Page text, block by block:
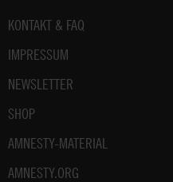
Fußbereich
KONTAKT & FAQ
IMPRESSUM
NEWSLETTER
SHOP
AMNESTY-MATERIAL
AMNESTY.ORG